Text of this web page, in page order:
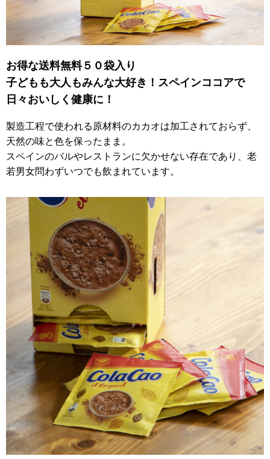
お得な送料無料５０袋入り
子どもも大人もみんな大好き！スペインココアで
日々おいしく健康に！
製造工程で使われる原材料のカカオは加工されておらず、
天然の味と色を保ったまま。
スペインのバルやレストランに欠かせない存在であり、老
若男女問わずいつでも飲まれています。